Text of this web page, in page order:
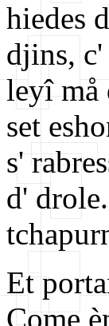
hiedes
djins, c'
leyî må
set
s'
d'
Et
Come